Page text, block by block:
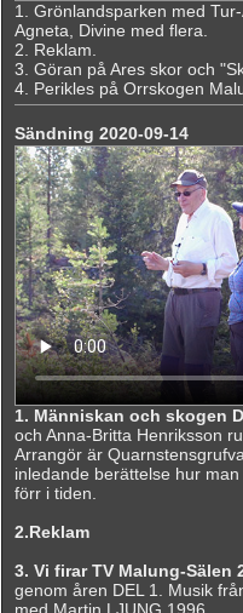
1. Grönlandsparken med
Agneta, Divine med flera.
2. Reklam.
3. Göran på Ares skor och
4. Perikles på Orrskogen
Sändning 2020-09-14
1. Människan och skogen
och Anna-Britta Henriksson
Arrangör är
inledande berättelse hur
förr i tiden.
2.Reklam
3. Vi firar TV Malung-Sälen
genom åren DEL 1. Musik